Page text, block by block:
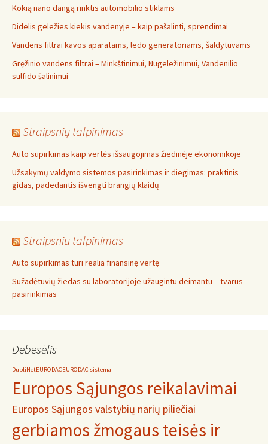
Kokią nano dangą rinktis automobilio stiklams
Didelis geležies kiekis vandenyje – kaip pašalinti, sprendimai
Vandens filtrai kavos aparatams, ledo generatoriams, šaldytuvams
Gręžinio vandens filtrai – Minkštinimui, Nugeležinimui, Vandenilio
sulfido šalinimui
Straipsnių talpinimas
Auto supirkimas kaip vertės išsaugojimas žiedinėje ekonomikoje
Užsakymų valdymo sistemos pasirinkimas ir diegimas: praktinis
gidas, padedantis išvengti brangių klaidų
Straipsniu talpinimas
Auto supirkimas turi realią finansinę vertę
Sužadėtuvių žiedas su laboratorijoje užaugintu deimantu – tvarus
pasirinkimas
Debesėlis
DubliNetEURODACEURODAC sistema
Europos Sąjungos reikalavimai
Europos Sąjungos valstybių narių piliečiai
gerbiamos žmogaus teisės ir